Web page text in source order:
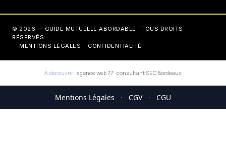
© 2026 — GUIDE MUTUELLE ABORDABLE · TOUS DROITS
RÉSERVÉS
MENTIONS LÉGALES
CONFIDENTIALITÉ
A decouvrir : agence web 77 ·consultant SEO Bordeaux
Mentions Légales · CGV · CGU